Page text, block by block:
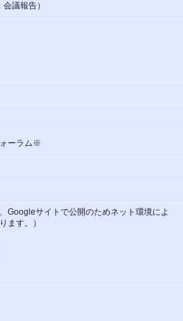
議報告）
ーラム※
Googleサイトで公開のためネット環境によ
ます。）